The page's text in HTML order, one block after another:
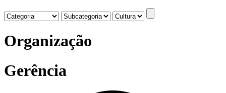
Organização
Gerência